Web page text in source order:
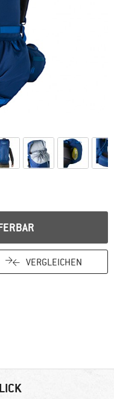
VERGLEICHEN
Infos hier! Öffnet